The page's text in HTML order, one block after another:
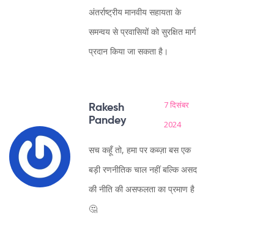
अंतर्राष्ट्रीय मानवीय सहायता के
समन्वय से प्रवासियों को सुरक्षित मार्ग
प्रदान किया जा सकता है।
Rakesh
Pandey
7 दिसंबर
2024
सच कहूँ तो, हमा पर कब्ज़ा बस एक
बड़ी रणनीतिक चाल नहीं बल्कि असद
की नीति की असफलता का प्रमाण है
🤔